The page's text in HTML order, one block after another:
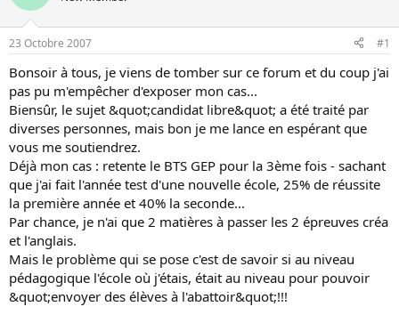
r
d
e
l
d
i
s
c
u
s
i
o
n
d
é
b
u
t
23 Octobre 2007 #1
Bonsoir à tous, je viens de tomber sur ce forum et du coup j'ai
pas pu m'empêcher d'exposer mon cas...
Biensûr, le sujet &quot;candidat libre&quot; a été traité par
diverses personnes, mais bon je me lance en espérant que
vous me soutiendrez.
Déjà mon cas : retente le BTS GEP pour la 3ème fois - sachant
que j'ai fait l'année test d'une nouvelle école, 25% de réussite
la première année et 40% la seconde...
Par chance, je n'ai que 2 matières à passer les 2 épreuves créa
et l'anglais.
Mais le problème qui se pose c'est de savoir si au niveau
pédagogique l'école où j'étais, était au niveau pour pouvoir
&quot;envoyer des élèves à l'abattoir&quot;!!!